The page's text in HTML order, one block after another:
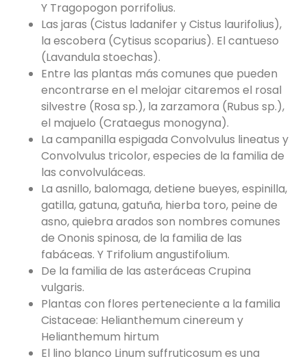
Y Tragopogon porrifolius.
Las jaras (Cistus ladanifer y Cistus laurifolius),
la escobera (Cytisus scoparius). El cantueso
(Lavandula stoechas).
Entre las plantas más comunes que pueden
encontrarse en el melojar citaremos el rosal
silvestre (Rosa sp.), la zarzamora (Rubus sp.),
el majuelo (Crataegus monogyna).
La campanilla espigada Convolvulus lineatus y
Convolvulus tricolor, especies de la familia de
las convolvuláceas.
La asnillo, balomaga, detiene bueyes, espinilla,
gatilla, gatuna, gatuña, hierba toro, peine de
asno, quiebra arados son nombres comunes
de Ononis spinosa, de la familia de las
fabáceas. Y Trifolium angustifolium.
De la familia de las asteráceas Crupina
vulgaris.
Plantas con flores perteneciente a la familia
Cistaceae: Helianthemum cinereum y
Helianthemum hirtum
El lino blanco Linum suffruticosum es una